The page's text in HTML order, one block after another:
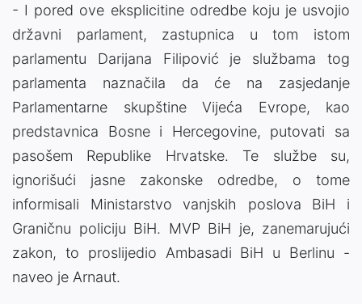
- I pored ove eksplicitine odredbe koju je usvojio
državni parlament, zastupnica u tom istom
parlamentu Darijana Filipović je službama tog
parlamenta naznačila da će na zasjedanje
Parlamentarne skupštine Vijeća Evrope, kao
predstavnica Bosne i Hercegovine, putovati sa
pasošem Republike Hrvatske. Te službe su,
ignorišući jasne zakonske odredbe, o tome
informisali Ministarstvo vanjskih poslova BiH i
Graničnu policiju BiH. MVP BiH je, zanemarujući
zakon, to proslijedio Ambasadi BiH u Berlinu -
naveo je Arnaut.